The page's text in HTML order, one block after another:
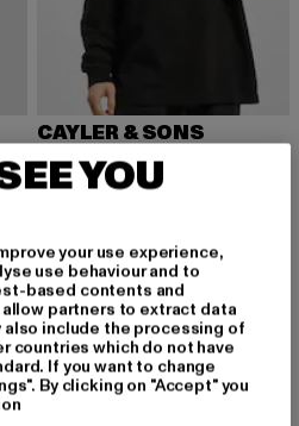
29,98 EUR
CAYLER & SONS
CSBL Mission Control
20,39 EUR
Derzeitiger Preis: 20,39 EUR
39,99 EUR
AN, UM
ZU BLEI
YOU
your use experience,
use behaviour and to
based contents and
partners to extract data
also include the processing of
countries which do not have
If you want to change
By clicking on "Accept" you